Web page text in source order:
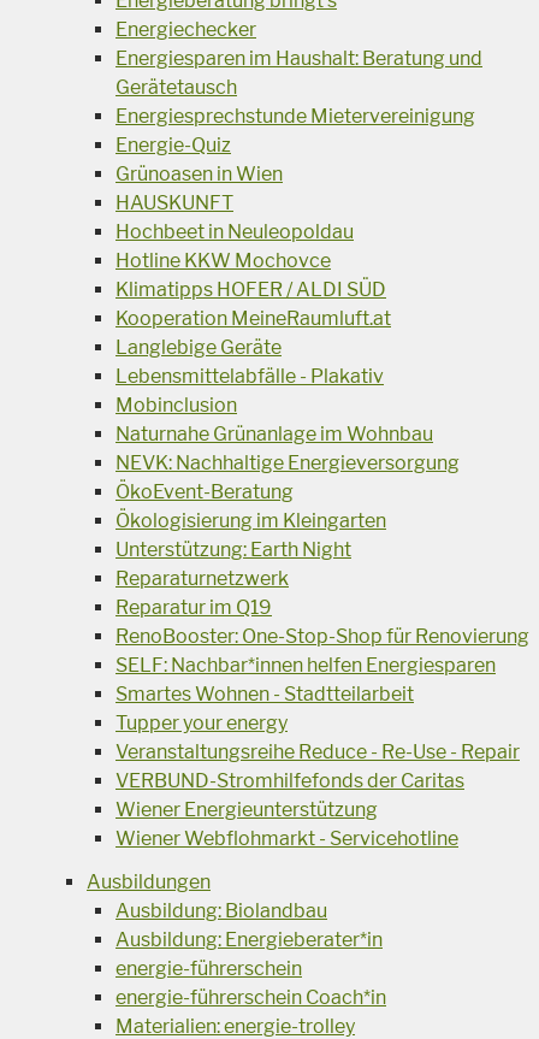
Energiechecker
Energiesparen im Haushalt: Beratung und
Gerätetausch
Energiesprechstunde Mietervereinigung
Energie-Quiz
Grünoasen in Wien
HAUSKUNFT
Hochbeet in Neuleopoldau
Hotline KKW Mochovce
Klimatipps HOFER / ALDI SÜD
Kooperation MeineRaumluft.at
Langlebige Geräte
Lebensmittelabfälle - Plakativ
Mobinclusion
Naturnahe Grünanlage im Wohnbau
NEVK: Nachhaltige Energieversorgung
ÖkoEvent-Beratung
Ökologisierung im Kleingarten
Unterstützung: Earth Night
Reparaturnetzwerk
Reparatur im Q19
RenoBooster: One-Stop-Shop für Renovierung
SELF: Nachbar*innen helfen Energiesparen
Smartes Wohnen - Stadtteilarbeit
Tupper your energy
Veranstaltungsreihe Reduce - Re-Use - Repair
VERBUND-Stromhilfefonds der Caritas
Wiener Energieunterstützung
Wiener Webflohmarkt - Servicehotline
Ausbildungen
Ausbildung: Biolandbau
Ausbildung: Energieberater*in
energie-führerschein
energie-führerschein Coach*in
Materialien: energie-trolley